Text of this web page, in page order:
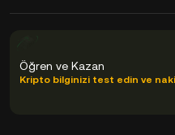
Öğren ve Kazan
Kripto bilginizi test edin ve